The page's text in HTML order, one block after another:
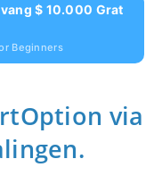
$ 10.000 Grat
Beginners
via